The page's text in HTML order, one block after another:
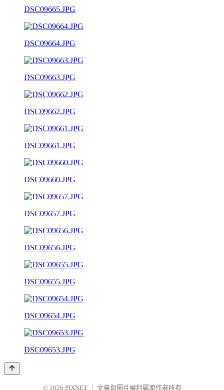
DSC09665.JPG
DSC09664.JPG
DSC09663.JPG
DSC09662.JPG
DSC09661.JPG
DSC09660.JPG
DSC09657.JPG
DSC09656.JPG
DSC09655.JPG
DSC09654.JPG
DSC09653.JPG
© 2026 PIXNET 文章與圖片權利屬原作者所有